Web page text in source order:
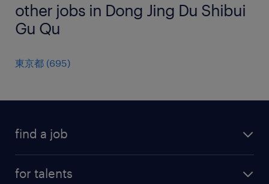
other jobs in Dong Jing Du Shibui
Gu Qu
東京都 (695)
find a job
for talents